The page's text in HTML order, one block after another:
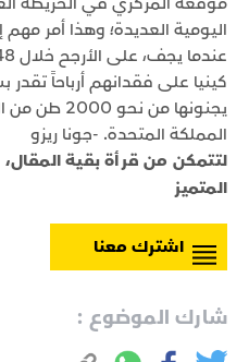
اليومية العديدة؛ وهذا أمر
كينيا على فقدانهم أرباحاً تقدر
يجنونها من
المملكة المتحدة. -جونا ريزو
لتتمكن من قرأة بقية
المتميز
اشترك معنا
شارك الموضوع :